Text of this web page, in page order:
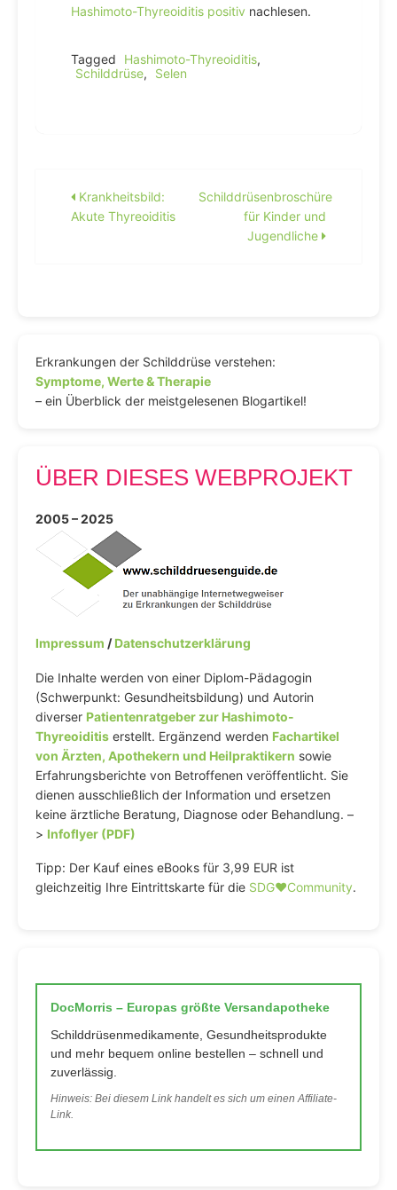
Hashimoto-Thyreoiditis positiv nachlesen.
Tagged Hashimoto-Thyreoiditis,
Schilddrüse, Selen
Beitragsnavigation
Krankheitsbild:
Akute Thyreoiditis
Schilddrüsenbroschüre
für Kinder und
Jugendliche
Erkrankungen der Schilddrüse verstehen:
Symptome, Werte & Therapie
– ein Überblick der meistgelesenen Blogartikel!
ÜBER DIESES WEBPROJEKT
2005 – 2025
Impressum /Datenschutzerklärung
Die Inhalte werden von einer Diplom-Pädagogin
(Schwerpunkt: Gesundheitsbildung) und Autorin
diverser Patientenratgeber zur Hashimoto-
Thyreoiditis erstellt. Ergänzend werden Fachartikel
von Ärzten, Apothekern und Heilpraktikern sowie
Erfahrungsberichte von Betroffenen veröffentlicht. Sie
dienen ausschließlich der Information und ersetzen
keine ärztliche Beratung, Diagnose oder Behandlung. –
> Infoflyer (PDF)
Tipp: Der Kauf eines eBooks für 3,99 EUR ist
gleichzeitig Ihre Eintrittskarte für die SDG♥️Community.
DocMorris – Europas größte Versandapotheke
Schilddrüsenmedikamente, Gesundheitsprodukte
und mehr bequem online bestellen – schnell und
zuverlässig.
Hinweis: Bei diesem Link handelt es sich um einen Affiliate-
Link.